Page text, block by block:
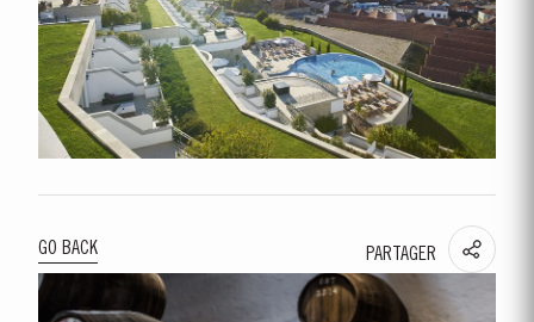
GO BACK PARTAGER